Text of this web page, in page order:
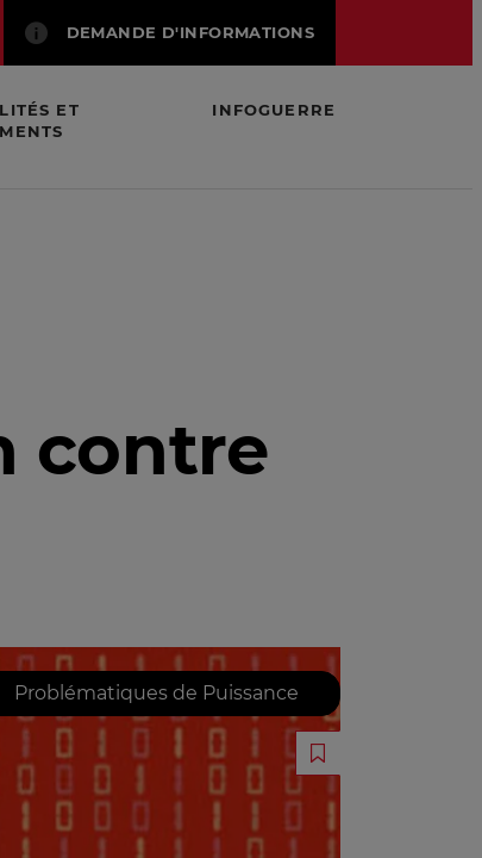
DEMANDE D'INFORMATIONS
ET
INFOGUERRE
contre
Problématiques de Puissance